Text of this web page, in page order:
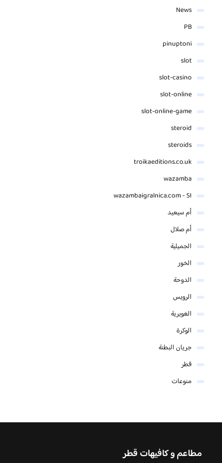
News
PB
pinuptoni
slot
slot-casino
slot-online
slot-online-game
steroid
steroids
troikaeditions.co.uk
wazamba
wazambaigralnica.com - SI
أم سيعيد
أم صلال
الجميلية
الخور
الدوحة
الرويس
الغويرية
الوكرة
جريان البطنة
قطر
منوعات
مطاعم و كافيهات قطر